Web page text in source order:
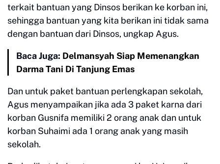
terkait bantuan yang Dinsos berikan ke korban ini,
sehingga bantuan yang kita berikan ini tidak sama
dengan bantuan dari Dinsos, ungkap Agus.
Baca Juga: Delmansyah Siap Memenangkan
Darma Tani Di Tanjung Emas
Dan untuk paket bantuan perlengkapan sekolah,
Agus menyampaikan jika ada 3 paket karna dari
korban Gusnifa memiliki 2 orang anak dan untuk
korban Suhaimi ada 1 orang anak yang masih
sekolah.